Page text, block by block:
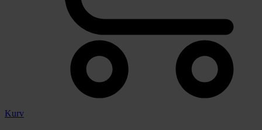
Kurv